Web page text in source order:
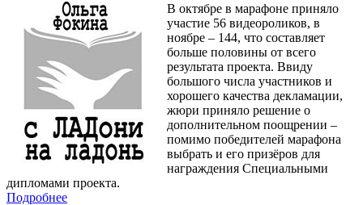
В октябре в марафоне приняло
участие 56 видеороликов, в
ноябре – 144, что составляет
больше половины от всего
результата проекта. Ввиду
большого числа участников и
хорошего качества декламации,
жюри приняло решение о
дополнительном поощрении –
помимо победителей марафона
выбрать и его призёров для
награждения Специальными
дипломами проекта.
Подробнее